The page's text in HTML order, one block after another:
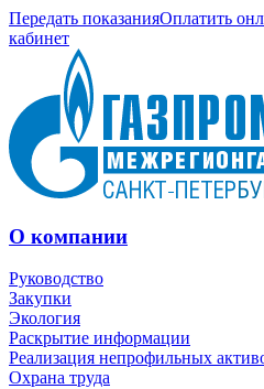
Передать показанияОплатить
кабинет
О компании
Руководство
Закупки
Экология
Раскрытие информации
Реализация непрофильных
Охрана труда